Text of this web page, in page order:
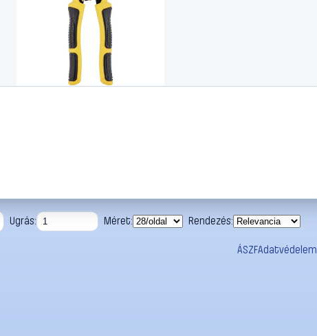
Ugrás: Méret: Rendezés:
ÁSZFAdatvédelem